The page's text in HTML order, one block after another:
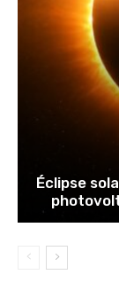
Éclipse